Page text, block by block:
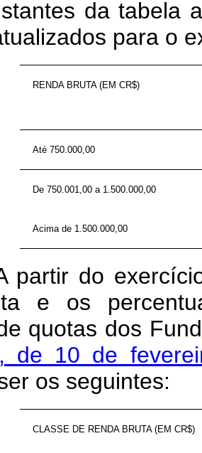
da tabela
para o
RENDA BRUTA (EM CR$)
Até 750.000,00
De 750.001,00 a 1.500.000,00
Acima de 1.500.000,00
partir do
e os
quotas dos
de 10 de
os seguintes:
CLASSE DE RENDA BRUTA (EM CR$)